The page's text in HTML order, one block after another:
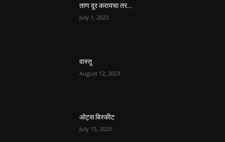
ताण दूर करायचा तर…
July 1, 2023
वास्तू
August 12, 2023
ओट्स बिस्कीट
July 15, 2023